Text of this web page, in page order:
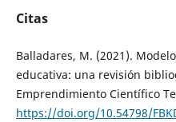
Citas
Balladares, M. (2021).
educativa: una revisión
Emprendimiento Científico
https://doi.org/10.54798/